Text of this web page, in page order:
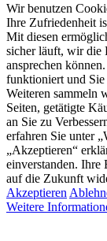
Wir benutzen
Ihre Zufriedenheit
Mit diesen
sicher läuft, wir die
ansprechen
funktioniert und Sie
Weiteren sammeln
Seiten, getätigte
an Sie zu
erfahren Sie unter
„Akzeptieren“
einverstanden.
auf die Zukunft
Akzeptieren
Weitere